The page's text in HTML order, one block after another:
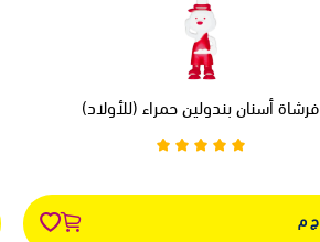
فرشاة أسنان بندولين حمراء (للأولاد)